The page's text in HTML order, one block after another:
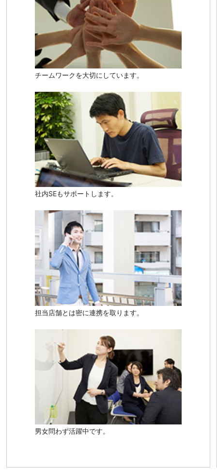
チームワークを大切にしています。
社内SEもサポートします。
担当店舗とは密に連携を取ります。
男女問わず活躍中です。